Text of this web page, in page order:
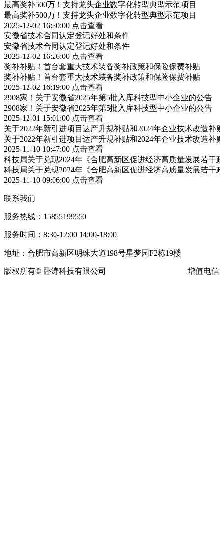
最高奖补500万！支持龙头企业数字化转型典型示范项目
最高奖补500万！支持龙头企业数字化转型典型示范项目
2025-12-02 16:30:00 点击查看
安徽省技术合同认定登记好处和条件
安徽省技术合同认定登记好处和条件
2025-12-02 16:26:00 点击查看
奖补补贴！首台套重大技术装备奖补政策和保险保费补贴
奖补补贴！首台套重大技术装备奖补政策和保险保费补贴
2025-12-02 16:19:00 点击查看
2908家！关于安徽省2025年第5批入库科技型中小企业的公告
2908家！关于安徽省2025年第5批入库科技型中小企业的公告
2025-12-01 15:01:00 点击查看
关于2022年新引进项目达产升规补贴和2024年企业技术改造
关于2022年新引进项目达产升规补贴和2024年企业技术改造
2025-11-10 10:47:00 点击查看
科技局关于兑现2024年《合肥高新区促进经济高质量发展若
科技局关于兑现2024年《合肥高新区促进经济高质量发展若
2025-11-10 09:06:00 点击查看
联系我们
服务热线：15855199550
服务时间：8:30-12:00 14:00-18:00
地址：合肥市高新区明珠大道198号星梦园F2栋19楼
版权所有© 卧涛科技有限公司 增值电